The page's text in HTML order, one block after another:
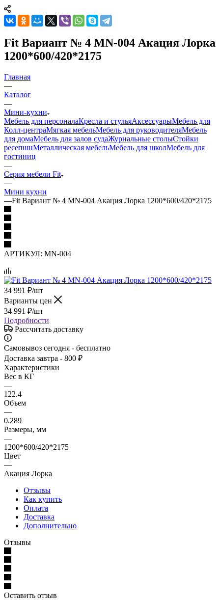
Fit Вариант № 4 MN-004 Акация Лорка
1200*600/420*2175
Главная
—
Каталог
—
Мини-кухни
Мебель для персоналаКресла и стульяАксессуарыМебель для
Колл-центраМягкая мебельМебель для руководителяМебель
для домаМебель для залов судаЖурнальные столыСтойки
ресепшнМеталлическая мебельМебель для школМебель для
гостиниц
—
Серия мебели Fit
—
Мини кухни
—Fit Вариант № 4 MN-004 Акация Лорка 1200*600/420*2175
АРТИКУЛ: MN-004
34 991 ₽/шт
Варианты цен
34 991 ₽/шт
Подробности
Рассчитать доставку
Самовывоз сегодня - бесплатно
Доставка завтра - 800 ₽
Характеристики
Вес в КГ
—
122.4
Объем
—
0.289
Размеры, мм
—
1200*600/420*2175
Цвет
—
Акация Лорка
Отзывы
Как купить
Оплата
Доставка
Дополнительно
Отзывы
Оставить отзыв